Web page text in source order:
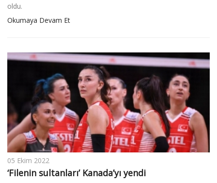
oldu.
Okumaya Devam Et
05 Ekim 2022
‘Filenin sultanları’ Kanada’yı yendi